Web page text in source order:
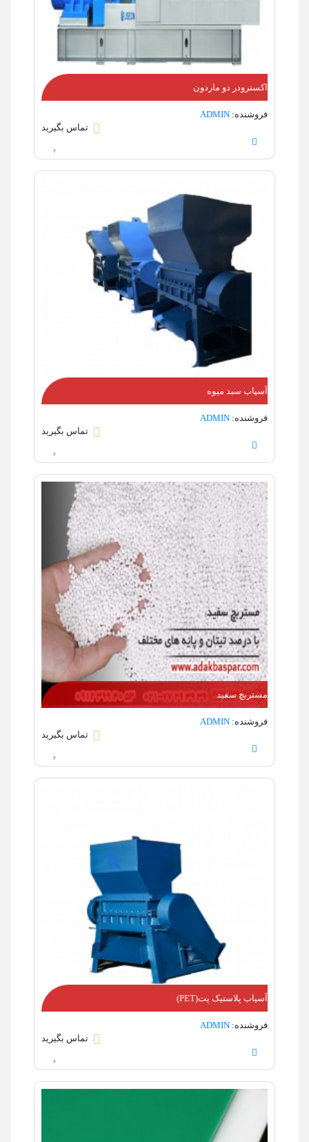
اکسترودر دو ماردون
فروشنده: ADMIN
تماس بگیرید
آسیاب سبد میوه
فروشنده: ADMIN
تماس بگیرید
مستربچ سفید
فروشنده: ADMIN
تماس بگیرید
آسیاب پلاستیک پت(PET)
فروشنده: ADMIN
تماس بگیرید